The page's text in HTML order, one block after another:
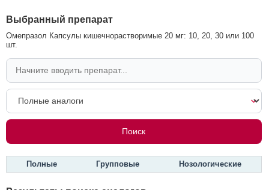
Выбранный препарат
Омепразол Капсулы кишечнорастворимые 20 мг: 10, 20, 30 или 100
шт.
Полные Групповые Нозологические